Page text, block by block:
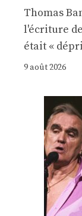
Thomas
l'écriture
était «
9 août 2026